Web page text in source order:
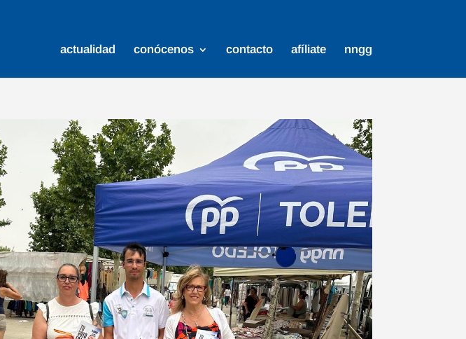
actualidad conócenos contacto afíliate nngg